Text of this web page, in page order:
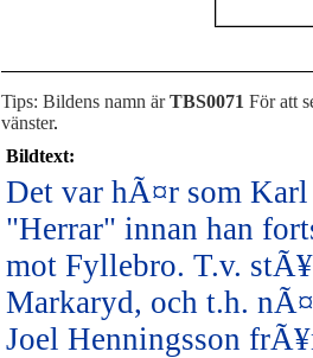
Tips: Bildens namn ärTBS0071 För att
vänster.
Bildtext:
Det var hÃ¤r som
"Herrar" innan han
mot Fyllebro. T.v.
Markaryd, och t.h.
Joel Henningsson